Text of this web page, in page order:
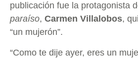
publicación fue la protagonista
paraíso, Carmen Villalobos,
“un mujerón”.
“Como te dije ayer, eres un